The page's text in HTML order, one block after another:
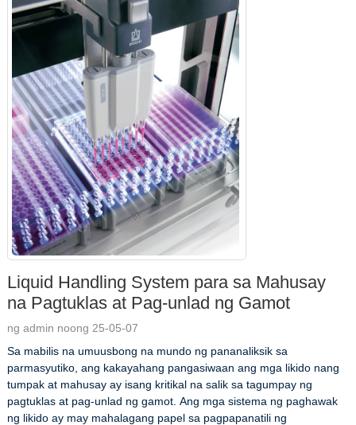
Liquid Handling System para sa Mahusay
na Pagtuklas at Pag-unlad ng Gamot
ng admin noong 25-05-07
Sa mabilis na umuusbong na mundo ng pananaliksik sa
parmasyutiko, ang kakayahang pangasiwaan ang mga likido nang
tumpak at mahusay ay isang kritikal na salik sa tagumpay ng
pagtuklas at pag-unlad ng gamot. Ang mga sistema ng paghawak
ng likido ay may mahalagang papel sa pagpapanatili ng